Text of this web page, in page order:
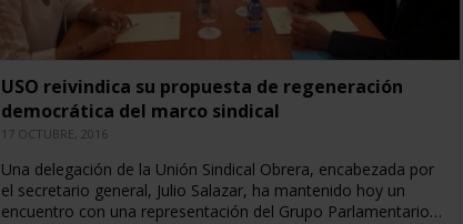
USO reivindica su propuesta de regeneración
democrática del marco sindical
17 OCTUBRE, 2016
Una delegación de la Unión Sindical Obrera, encabezada por
el secretario general, Julio Salazar, ha mantenido hoy un
encuentro con una representación del Grupo Parlamentario…